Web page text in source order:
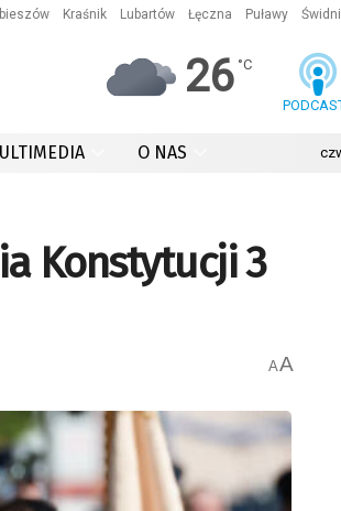
Kraśnik Lubartów Łęczna Puławy
26 °C
O NAS
Konstytucji 3
AA